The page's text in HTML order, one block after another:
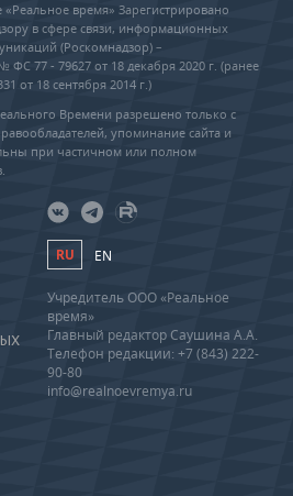
«Реальное время» Зарегистрировано
в сфере связи, информационных
(Роскомнадзор) –
77 - 79627 от 18 декабря 2020 г. (ранее
от 18 сентября 2014 г.)
Времени разрешено только с
упоминание сайта и
при частичном или полном
RU EN
Учредитель ООО «Реальное
время»
Главный редактор Саушина А.А.
Телефон редакции: +7 (843) 222-
90-80
info@realnoevremya.ru